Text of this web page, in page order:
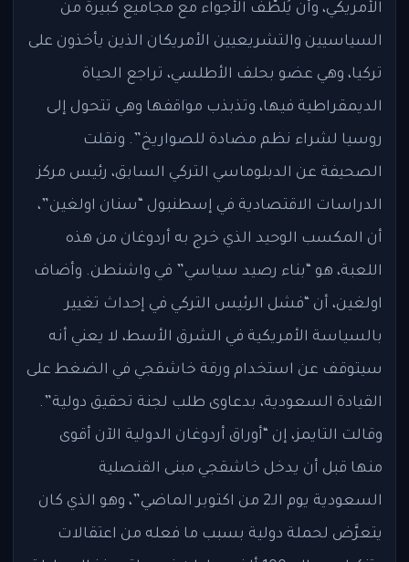
الأمريكي، وأن يُلطّف الأجواء مع مجاميع كبيرة من
السياسيين والتشريعيين الأمريكان الذين يأخذون على
تركيا، وهي عضو بحلف الأطلسي، تراجع الحياة
الديمقراطية فيها، وتذبذب مواقفها وهي تتحول إلى
روسيا لشراء نظم مضادة للصواريخ”. ونقلت
الصحيفة عن الدبلوماسي التركي السابق، رئيس مركز
الدراسات الاقتصادية في إسطنبول “سنان اولغين”،
أن المكسب الوحيد الذي خرج به أردوغان من هذه
اللعبة، هو “بناء رصيد سياسي” في واشنطن. وأضاف
اولغين، أن “فشل الرئيس التركي في إحداث تغيير
بالسياسة الأمريكية في الشرق الأسط، لا يعني أنه
سيتوقف عن استخدام ورقة خاشقجي في الضغط على
القيادة السعودية، بدعاوى طلب لجنة تحقيق دولية”.
وقالت التايمز، إن “أوراق أردوغان الدولية الآن أقوى
منها قبل أن يدخل خاشقجي مبنى القنصلية
السعودية يوم الـ2 من اكتوبر الماضي”، وهو الذي كان
يتعرَّض لحملة دولية بسبب ما فعله من اعتقالات